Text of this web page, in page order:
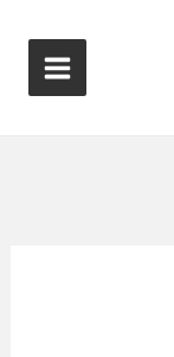
Inhalt
springen